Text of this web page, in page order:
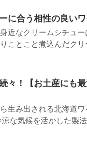
に合う相性の良い
近なクリームシチュ
ことこと煮込んだク
々！【お土産にも
生み出される北海道
な気候を活かした製